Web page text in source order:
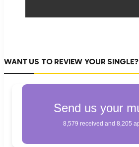
WANT US TO REVIEW YOUR SINGLE?